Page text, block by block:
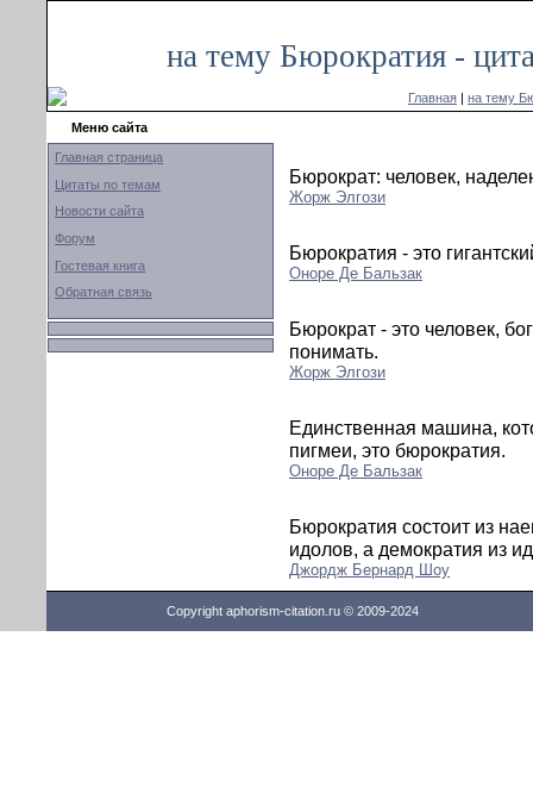
на тему Бюрократия -
Главная | на тему
Меню сайта
Главная страница
Цитаты по темам
Новости сайта
Форум
Гостевая книга
Обратная связь
Бюрократ: человек,
Жорж Элгози
Бюрократия - это
Оноре Де Бальзак
Бюрократ - это человек,
понимать.
Жорж Элгози
Единственная машина,
пигмеи, это бюрократия.
Оноре Де Бальзак
Бюрократия состоит из
идолов, а демократия из
Джордж Бернард Шоу
Copyright aphorism-citation.ru © 2009-2024